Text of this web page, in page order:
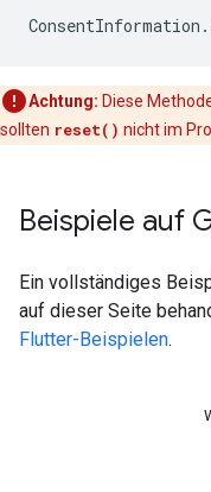
ConsentInformation .
Achtung: Diese
sollten reset() nicht im
Beispiele auf
Ein vollständiges
auf dieser Seite
Flutter-Beispielen.